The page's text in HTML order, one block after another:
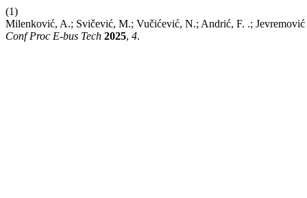
(1)
Milenković, A.; Svičević, M.; Vučićević, N.; Andrić, F. .;
Conf Proc E-bus Tech 2025, 4.